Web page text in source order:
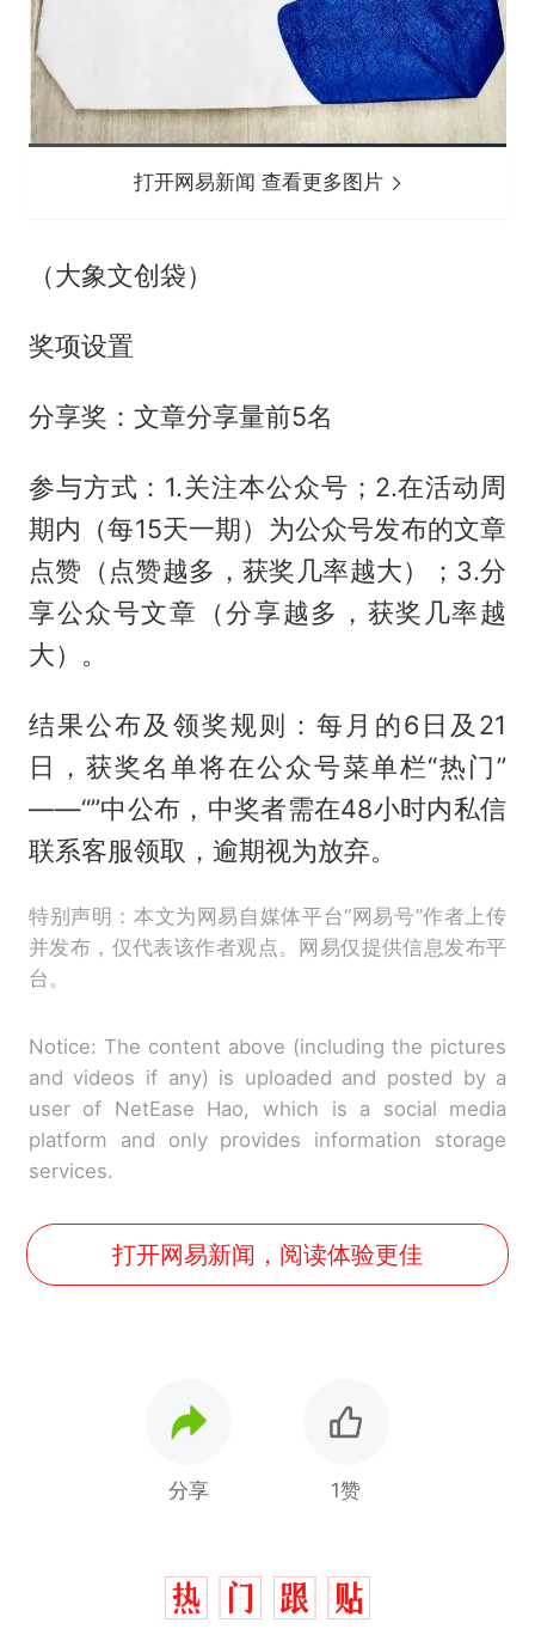
打开网易新闻 查看更多图片
（大象文创袋）
奖项设置
分享奖：文章分享量前5名
参与方式：1.关注本公众号；2.在活动周
期内（每15天一期）为公众号发布的文章
点赞（点赞越多，获奖几率越大）；3.分
享公众号文章（分享越多，获奖几率越
大）。
结果公布及领奖规则：每月的6日及21
日，获奖名单将在公众号菜单栏“热门”
——“”中公布，中奖者需在48小时内私信
联系客服领取，逾期视为放弃。
特别声明：本文为网易自媒体平台“网易号”作者上传
并发布，仅代表该作者观点。网易仅提供信息发布平
台。
Notice: The content above (including the pictures
and videos if any) is uploaded and posted by a
user of NetEase Hao, which is a social media
platform and only provides information storage
services.
打开网易新闻，阅读体验更佳
分享 1赞